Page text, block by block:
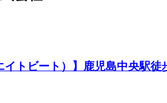
イトビート）】鹿児島中央駅